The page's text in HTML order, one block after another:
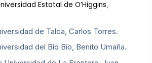
Estatal de O’Higgins,
de Talca, Carlos Torres.
del Bío Bío, Benito Umaña.